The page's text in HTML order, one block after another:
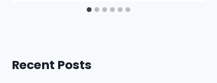
Recent Posts